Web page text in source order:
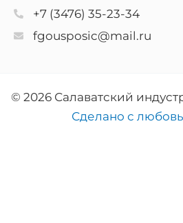
+7 (3476) 35-23-34
fgousposic@mail.ru
© 2026 Салаватский
Сделано с